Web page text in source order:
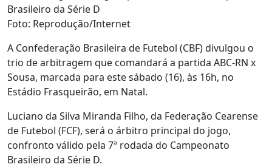
Foto: Reprodução/Internet
A Confederação Brasileira de Futebol (CBF) divulgou o
trio de arbitragem que comandará a partida ABC-RN x
Sousa, marcada para este sábado (16), às 16h, no
Estádio Frasqueirão, em Natal.
Luciano da Silva Miranda Filho, da Federação Cearense
de Futebol (FCF), será o árbitro principal do jogo,
confronto válido pela 7ª rodada do Campeonato
Brasileiro da Série D.